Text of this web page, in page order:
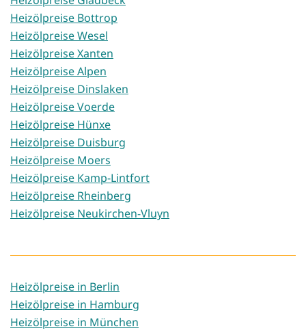
Heizölpreise Bottrop
Heizölpreise Wesel
Heizölpreise Xanten
Heizölpreise Alpen
Heizölpreise Dinslaken
Heizölpreise Voerde
Heizölpreise Hünxe
Heizölpreise Duisburg
Heizölpreise Moers
Heizölpreise Kamp-Lintfort
Heizölpreise Rheinberg
Heizölpreise Neukirchen-Vluyn
Heizölpreise in Berlin
Heizölpreise in Hamburg
Heizölpreise in München